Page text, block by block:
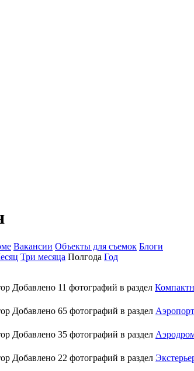
Вакансии Объекты для съемок Блоги
Три месяца Полгода Год
Добавлено 11 фотографий в раздел
Добавлено 65 фотографий в раздел
Добавлено 35 фотографий в раздел
Добавлено 22 фотографий в раздел